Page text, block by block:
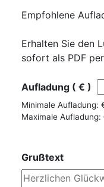
Empfohlene
Erhalten Sie den
sofort als PDF
Aufladung ( € )
Minimale Aufladung:
Maximale Aufladung:
Grußtext